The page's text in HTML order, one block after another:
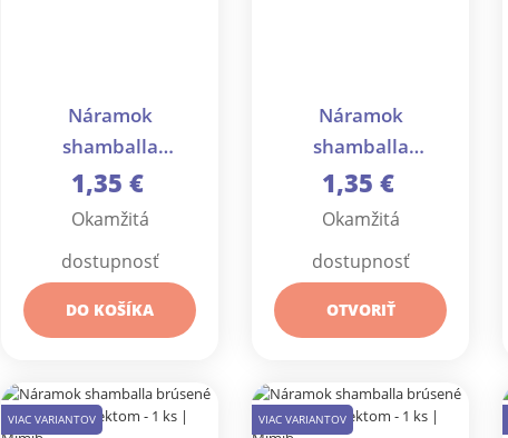
Náramok
shamballa
srdiečko - 1 ks
1,35 €
Okamžitá
dostupnosť
DO KOŠÍKA
Náramok
shamballa
Alahovo oko - 1 ks
1,35 €
Okamžitá
dostupnosť
OTVORIŤ
VIAC VARIANTOV VIAC VARIANTOV